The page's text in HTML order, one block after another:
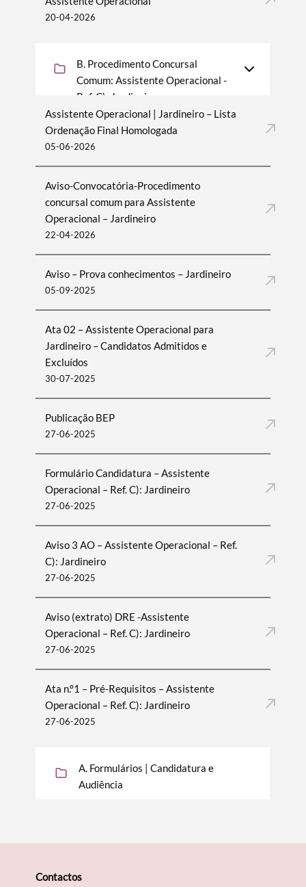
20-04-2026
B. Procedimento Concursal
Comum: Assistente Operacional -
Ref. C): Jardineiro
Assistente Operacional | Jardineiro – Lista
Ordenação Final Homologada
05-06-2026
Aviso-Convocatória-Procedimento
concursal comum para Assistente
Operacional – Jardineiro
22-04-2026
Aviso – Prova conhecimentos – Jardineiro
05-09-2025
Ata 02 – Assistente Operacional para
Jardineiro – Candidatos Admitidos e
Excluídos
30-07-2025
Publicação BEP
27-06-2025
Formulário Candidatura – Assistente
Operacional – Ref. C): Jardineiro
27-06-2025
Aviso 3 AO – Assistente Operacional – Ref.
C): Jardineiro
27-06-2025
Aviso (extrato) DRE -Assistente
Operacional – Ref. C): Jardineiro
27-06-2025
Ata n.º1 – Pré-Requisitos – Assistente
Operacional – Ref. C): Jardineiro
27-06-2025
A. Formulários | Candidatura e
Audiência
Contactos